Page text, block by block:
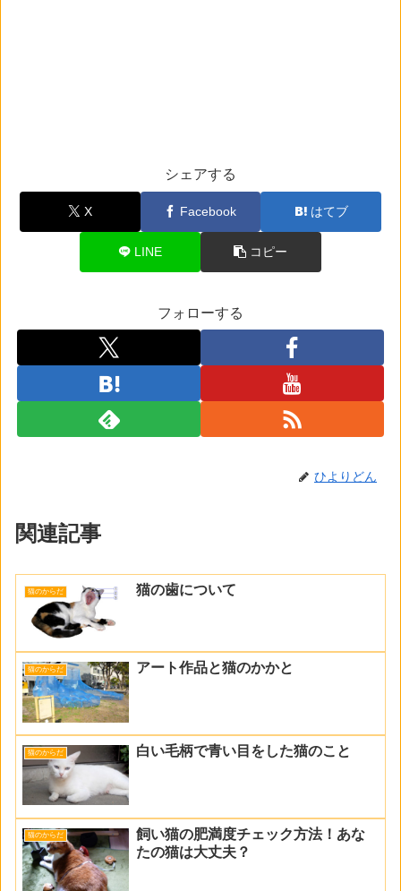
シェアする
X Facebook はてブ
LINE コピー
フォローする
ひよりどん
関連記事
猫のからだ 猫の歯について
猫のからだ アート作品と猫のかかと
猫のからだ 白い毛柄で青い目をした猫のこと
猫のからだ
飼い猫の肥満度チェック方法！あな
たの猫は大丈夫？